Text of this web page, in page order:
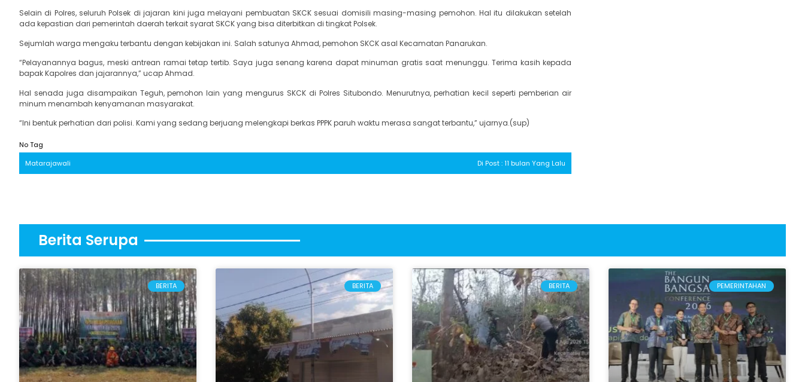
Selain di Polres, seluruh Polsek di jajaran kini juga melayani pembuatan SKCK sesuai domisili masing-masing pemohon. Hal itu dilakukan setelah
ada kepastian dari pemerintah daerah terkait syarat SKCK yang bisa diterbitkan di tingkat Polsek.
Sejumlah warga mengaku terbantu dengan kebijakan ini. Salah satunya Ahmad, pemohon SKCK asal Kecamatan Panarukan.
“Pelayanannya bagus, meski antrean ramai tetap tertib. Saya juga senang karena dapat minuman gratis saat menunggu. Terima kasih kepada
bapak Kapolres dan jajarannya,” ucap Ahmad.
Hal senada juga disampaikan Teguh, pemohon lain yang mengurus SKCK di Polres Situbondo. Menurutnya, perhatian kecil seperti pemberian air
minum menambah kenyamanan masyarakat.
“Ini bentuk perhatian dari polisi. Kami yang sedang berjuang melengkapi berkas PPPK paruh waktu merasa sangat terbantu,” ujarnya.(sup)
No Tag
Matarajawali
Di Post : 11 bulan Yang Lalu
Berita Serupa
BERITA BERITA BERITA PEMERINTAHAN